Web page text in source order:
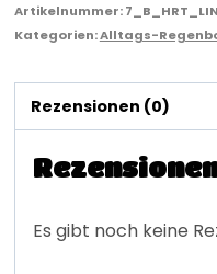
Artikelnummer:
Kategorien:Alltags-
Rezensionen (0)
Es gibt noch keine